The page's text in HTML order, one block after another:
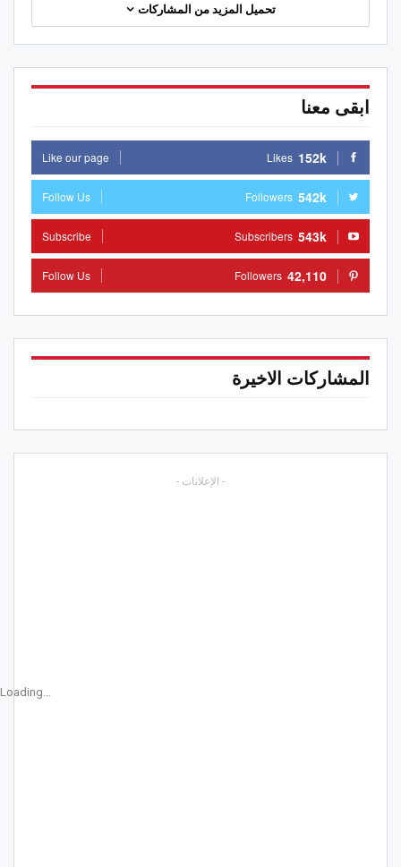
تحميل المزيد من المشاركات
ابقى معنا
152k
Likes
Like our page
542k
Followers
Follow Us
543k
Subscribers
Subscribe
42,110
Followers
Follow Us
المشاركات الاخيرة
- الإعلانات -
Loading...